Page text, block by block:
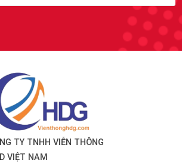
TY TNHH VIỄN THÔNG
VIỆT NAM